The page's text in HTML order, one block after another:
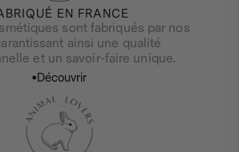
EN FRANCE
sont fabriqués par nos
ainsi une qualité
et un savoir-faire unique.
Découvrir